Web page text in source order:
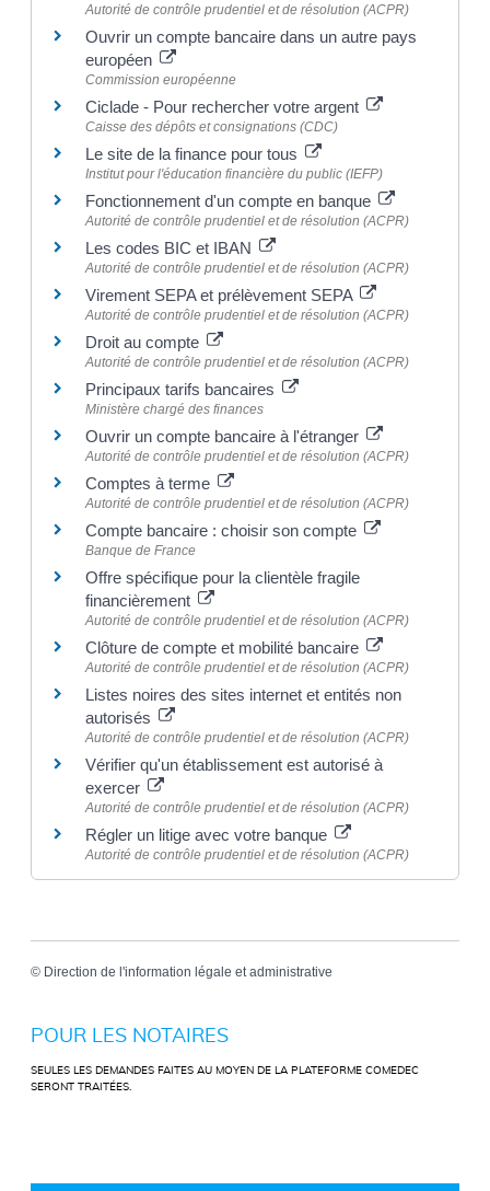
Autorité de contrôle prudentiel et de résolution (ACPR)
Ouvrir un compte bancaire dans un autre pays
européen
Commission européenne
Ciclade - Pour rechercher votre argent
Caisse des dépôts et consignations (CDC)
Le site de la finance pour tous
Institut pour l'éducation financière du public (IEFP)
Fonctionnement d'un compte en banque
Autorité de contrôle prudentiel et de résolution (ACPR)
Les codes BIC et IBAN
Autorité de contrôle prudentiel et de résolution (ACPR)
Virement SEPA et prélèvement SEPA
Autorité de contrôle prudentiel et de résolution (ACPR)
Droit au compte
Autorité de contrôle prudentiel et de résolution (ACPR)
Principaux tarifs bancaires
Ministère chargé des finances
Ouvrir un compte bancaire à l'étranger
Autorité de contrôle prudentiel et de résolution (ACPR)
Comptes à terme
Autorité de contrôle prudentiel et de résolution (ACPR)
Compte bancaire : choisir son compte
Banque de France
Offre spécifique pour la clientèle fragile
financièrement
Autorité de contrôle prudentiel et de résolution (ACPR)
Clôture de compte et mobilité bancaire
Autorité de contrôle prudentiel et de résolution (ACPR)
Listes noires des sites internet et entités non
autorisés
Autorité de contrôle prudentiel et de résolution (ACPR)
Vérifier qu'un établissement est autorisé à
exercer
Autorité de contrôle prudentiel et de résolution (ACPR)
Régler un litige avec votre banque
Autorité de contrôle prudentiel et de résolution (ACPR)
© Direction de l'information légale et administrative
POUR LES NOTAIRES
SEULES LES DEMANDES FAITES AU MOYEN DE LA PLATEFORME COMEDEC
SERONT TRAITÉES.